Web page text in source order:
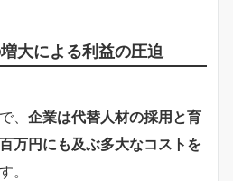
大による利益の圧迫
、 企業は代替人材の採用と育
万円にも及ぶ多大なコストを
。